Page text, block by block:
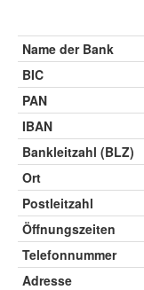
Name der Bank
BIC
PAN
IBAN
Bankleitzahl (BLZ)
Ort
Postleitzahl
Öffnungszeiten
Telefonnummer
Adresse